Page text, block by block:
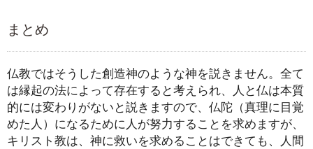
まとめ
仏教ではそうした創造神のような神を説きません。全て
は縁起の法によって存在すると考えられ、人と仏は本質
的には変わりがないと説きますので、仏陀（真理に目覚
めた人）になるために人が努力することを求めますが、
キリスト教は、神に救いを求めることはできても、人間